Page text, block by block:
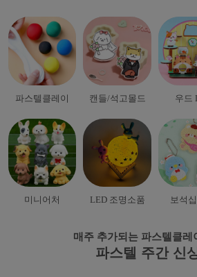
파스텔클레이 캔들/석고몰드 우드
미니어처 LED 조명소품 보석
매주 추가되는 파스텔클레
파스텔 주간 신